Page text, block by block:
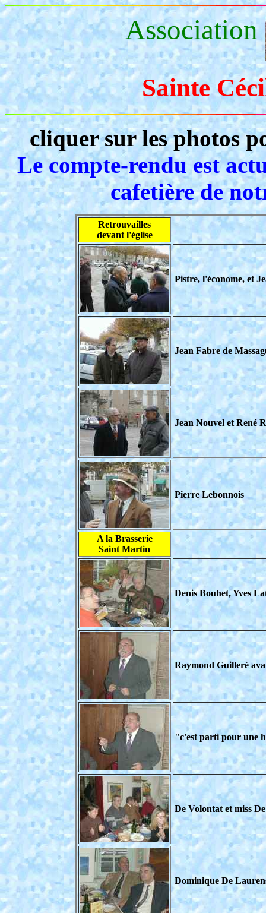
Association
Sainte
cliquer sur les photos
Le compte-rendu est
cafetière de
Retrouvailles
devant l'église
Pistre, l'économe, et
Jean Fabre de
Jean Nouvel et René
Pierre Lebonnois
A la Brasserie
Saint Martin
Denis Bouhet, Yves
Raymond Guilleré
"c'est parti pour une
De Volontat et miss
Dominique De